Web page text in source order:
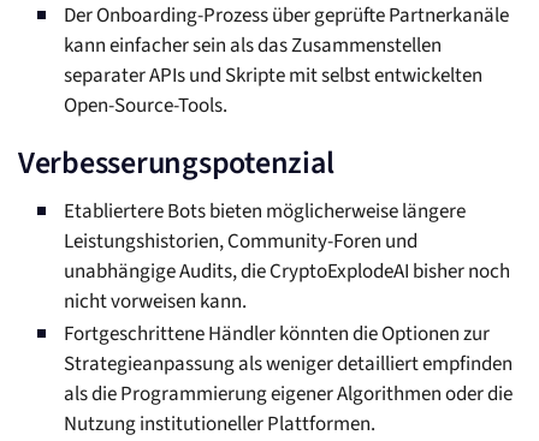
Der Onboarding-Prozess über geprüfte Partnerkanäle
kann einfacher sein als das Zusammenstellen
separater APIs und Skripte mit selbst entwickelten
Open-Source-Tools.
Verbesserungspotenzial
Etabliertere Bots bieten möglicherweise längere
Leistungshistorien, Community-Foren und
unabhängige Audits, die CryptoExplodeAI bisher noch
nicht vorweisen kann.
Fortgeschrittene Händler könnten die Optionen zur
Strategieanpassung als weniger detailliert empfinden
als die Programmierung eigener Algorithmen oder die
Nutzung institutioneller Plattformen.